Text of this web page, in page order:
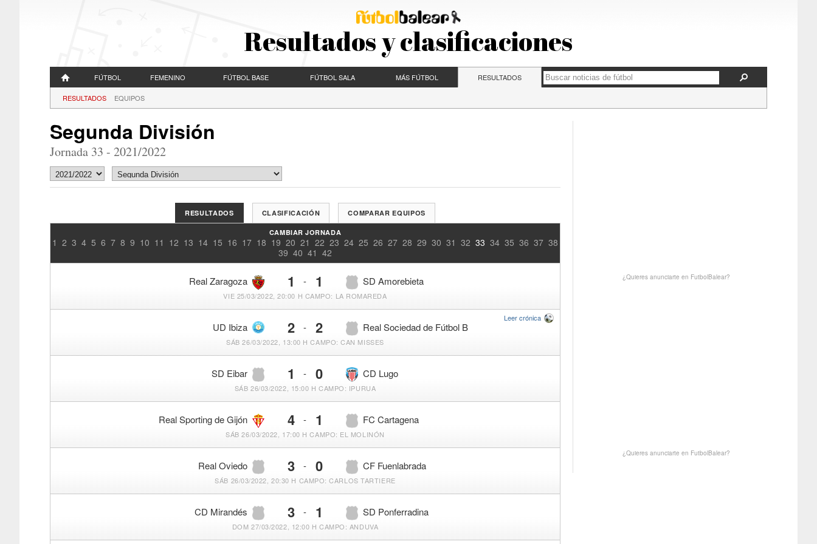
Resultados y clasificaciones
FÚTBOL FEMENINO FÚTBOL BASE FÚTBOL SALA MÁS FÚTBOL RESULTADOS
RESULTADOS EQUIPOS
Segunda División
Jornada 33 - 2021/2022
RESULTADOS CLASIFICACIÓN COMPARAR EQUIPOS
CAMBIAR JORNADA
1 2 3 4 5 6 7 8 9 10 11 12 13 14 15 16 17 18 19 20 21 22 23 24 25 26 27 28 29 30 31 32 33 34 35 36 37 38
39 40 41 42
Real Zaragoza 1 - SD Amorebieta
1
VIE 25/03/2022, 20:00 H CAMPO: LA ROMAREDA
UD Ibiza 2 - Real Sociedad de Fútbol B
2
SÁB 26/03/2022, 13:00 H CAMPO: CAN MISSES
Leer crónica
SD Eibar 1 - CD Lugo
0
SÁB 26/03/2022, 15:00 H CAMPO: IPURUA
Real Sporting de Gijón 4 - FC Cartagena
1
SÁB 26/03/2022, 17:00 H CAMPO: EL MOLINÓN
Real Oviedo 3 - CF Fuenlabrada
0
SÁB 26/03/2022, 20:30 H CAMPO: CARLOS TARTIERE
CD Mirandés 3 - SD Ponferradina
1
DOM 27/03/2022, 12:00 H CAMPO: ANDUVA
¿Quieres anunciarte en FutbolBalear?
¿Quieres anunciarte en FutbolBalear?